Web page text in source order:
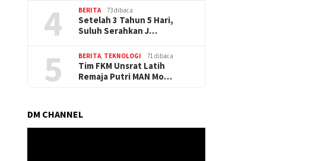
4 BERITA 73 dibaca
Setelah 3 Tahun 5 Hari,
Suluh Serahkan J…
5 BERITA, TEKNOLOGI 71 dibaca
Tim FKM Unsrat Latih
Remaja Putri MAN Mo…
DM CHANNEL